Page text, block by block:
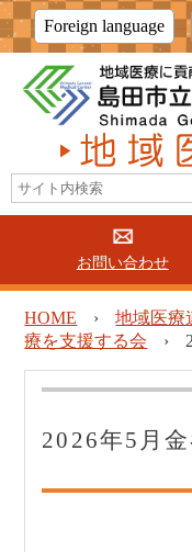
Foreign language
お問い合わせ
当院について
診療科・部門
HOME › 地域医療
療を支援する会
›
2026年5月